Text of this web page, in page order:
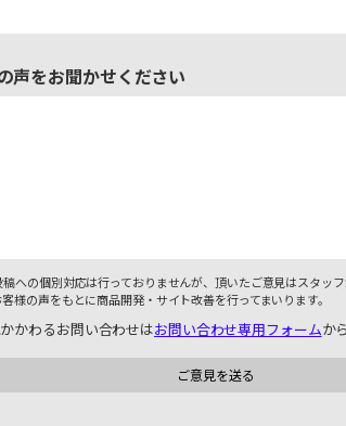
声をお聞かせください
稿への個別対応は行っておりませんが、頂いたご意見はスタッ
様の声をもとに商品開発・サイト改善を行ってまいります。
かわるお問い合わせはお問い合わせ専用フォームから